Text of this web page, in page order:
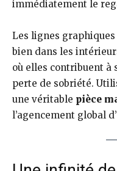
immédiatement le
Les lignes
bien dans les
où elles contribuent à
perte de sobriété.
une véritable pièce
l’agencement global